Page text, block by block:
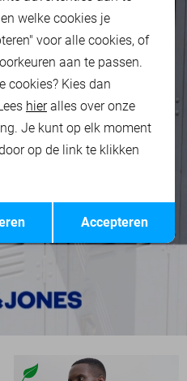
Opslaan
welke cookies je
voor alle cookies, of
aan te passen.
cookies? Kies dan
hieralles over onze
Je kunt op elk moment
op de link te klikken
Accepteren